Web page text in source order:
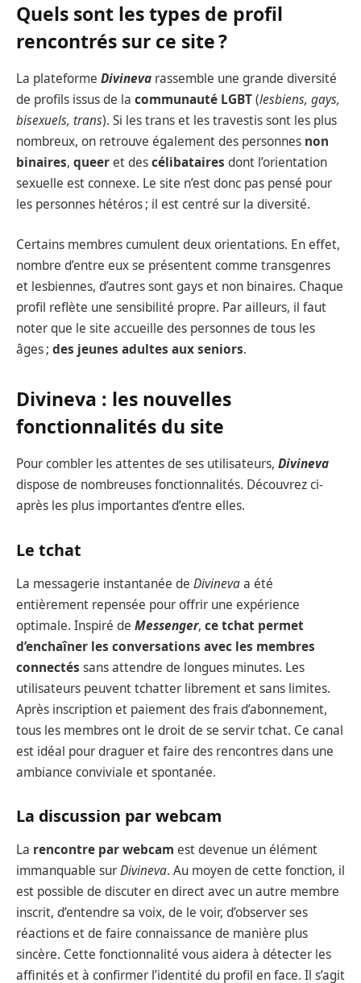
Quels sont les types de profil
rencontrés sur ce site ?
La plateforme Divineva rassemble une grande diversité
de profils issus de la communauté LGBT(lesbiens, gays,
bisexuels, trans). Si les trans et les travestis sont les plus
nombreux, on retrouve également des personnes non
binaires, queeret descélibataires dont l’orientation
sexuelle est connexe. Le site n’est donc pas pensé pour
les personnes hétéros ; il est centré sur la diversité.
Certains membres cumulent deux orientations. En effet,
nombre d’entre eux se présentent comme transgenres
et lesbiennes, d’autres sont gays et non binaires. Chaque
profil reflète une sensibilité propre. Par ailleurs, il faut
noter que le site accueille des personnes de tous les
âges ; des jeunes adultes aux seniors.
Divineva : les nouvelles
fonctionnalités du site
Pour combler les attentes de ses utilisateurs, Divineva
dispose de nombreuses fonctionnalités. Découvrez ci-
après les plus importantes d’entre elles.
Le tchat
La messagerie instantanée de Divinevaa été
entièrement repensée pour offrir une expérience
optimale. Inspiré de Messenger, ce tchat permet
d’enchaîner les conversations avec les membres
connectés sans attendre de longues minutes. Les
utilisateurs peuvent tchatter librement et sans limites.
Après inscription et paiement des frais d’abonnement,
tous les membres ont le droit de se servir tchat. Ce canal
est idéal pour draguer et faire des rencontres dans une
ambiance conviviale et spontanée.
La discussion par webcam
La rencontre parwebcam est devenue un élément
immanquable surDivineva. Au moyen de cette fonction, il
est possible de discuter en direct avec un autre membre
inscrit, d’entendre sa voix, de le voir, d’observer ses
réactions et de faire connaissance de manière plus
sincère. Cette fonctionnalité vous aidera à détecter les
affinités et à confirmer l’identité du profil en face. Il s’agit